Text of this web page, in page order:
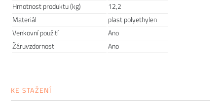
Minimalistická kolekce JUT
zaměřený na geometrické tvary a něžnou jednoduchost
Hmotnost produktu (kg)
12,2
Materiál
plast polyethylen
Venkovní použití
Ano
Žáruvzdornost
Ano
KE STAŽENÍ